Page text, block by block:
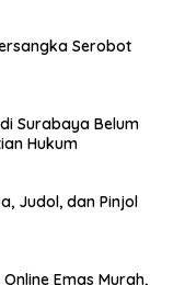
Serobot
Surabaya Belum
Hukum
Judol, dan Pinjol
Emas Murah,